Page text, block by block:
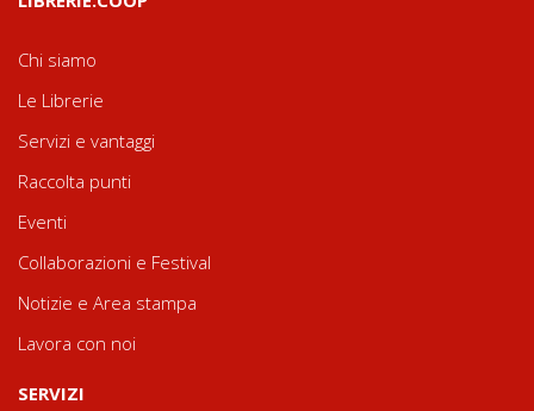
Chi siamo
Le Librerie
Servizi e vantaggi
Raccolta punti
Eventi
Collaborazioni e Festival
Notizie e Area stampa
Lavora con noi
SERVIZI